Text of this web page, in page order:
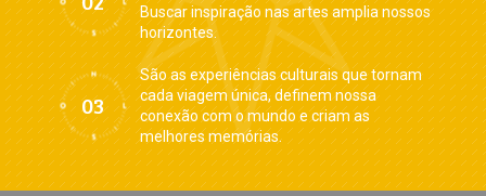
Buscar inspiração nas artes amplia nossos
horizontes.
São as experiências culturais que tornam
cada viagem única, definem nossa
conexão com o mundo e criam as
melhores memórias.